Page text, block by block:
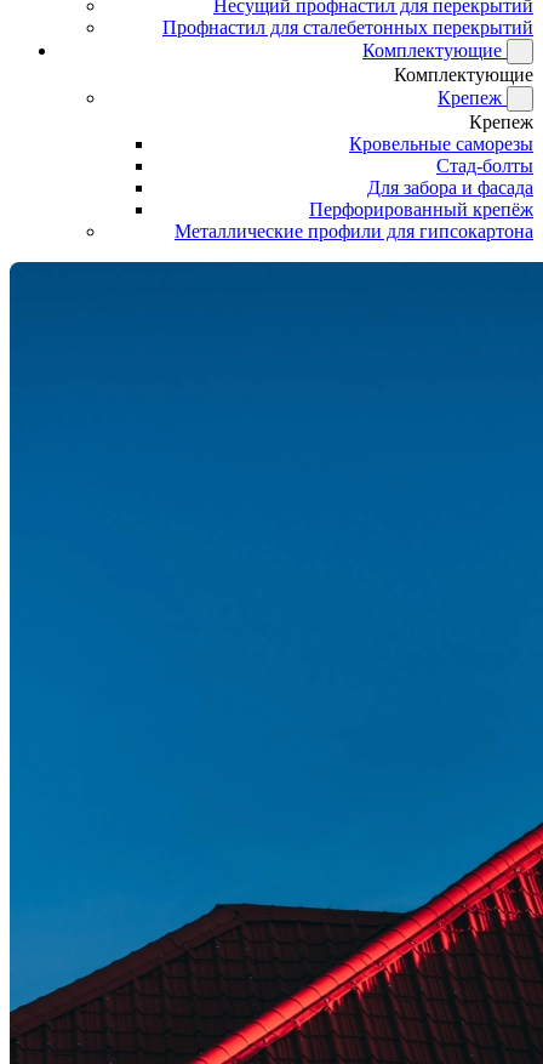
Несущий профнастил для перекрытий
Профнастил для сталебетонных перекрытий
Комплектующие
Комплектующие
Крепеж
Крепеж
Кровельные саморезы
Стад-болты
Для забора и фасада
Перфорированный крепёж
Металлические профили для гипсокартона